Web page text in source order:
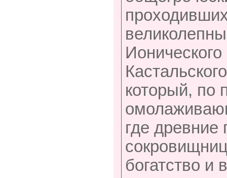
который, по
где древние
богатство и